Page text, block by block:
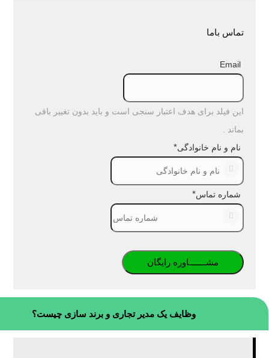
تماس باما
Email
این فیلد برای هدف اعتبار سنجی است و باید بدون تغییر باقی
بماند .
نام و نام خانوادگی*
شماره تماس*
وظایف یک مدیر تجاری و برند سازی چیست؟